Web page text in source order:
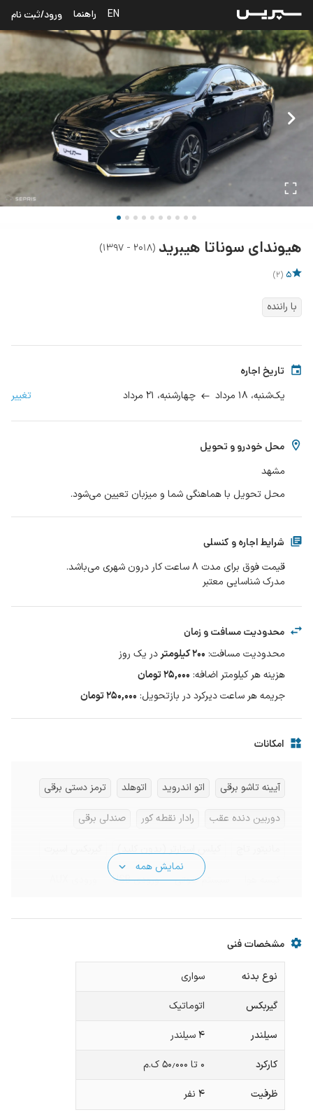
EN راهنما ورود/ثبت نام
هیوندای سوناتا هیبرید (۲۰۱۸ - ۱۳۹۷ )
5
(
2
)
با راننده
تاریخ اجاره
یک‌شنبه، چهارشنبه، تغییر
محل خودرو و تحویل
مشهد
محل تحویل با هماهنگی شما و میزبان تعیین می‌شود.
شرایط اجاره و کنسلی
مدرک شناسایی معتبر
محدودیت مسافت و زمان
محدودیت مسافت:
200کیلومتردر یک روز
هزینه هر کیلومتر اضافه: ۲۵,۰۰۰تومان
جریمه هر ساعت دیرکرد در بازتحویل: ۲۵۰,۰۰۰ تومان
امکانات
آیینه تاشو برقی اتو اندروید اتوهلد ترمز دستی برقی
دوربین دنده عقب رادار نقطه کور صندلی برقی
سیستم صوتی ورودی USB
سقف شیشه‌ای
سنسور باران جی‌پی‌اس
الکتریکی/ هیبرید شارژر - USB
نمایش همه
مشخصات فنی
نوع بدنه
سواری
گیربکس
اتوماتیک
سیلندر
۴ سیلندر
کارکرد
۰ تا ۵۰٫۰۰۰ ک.م
ظرفیت
۴ نفر